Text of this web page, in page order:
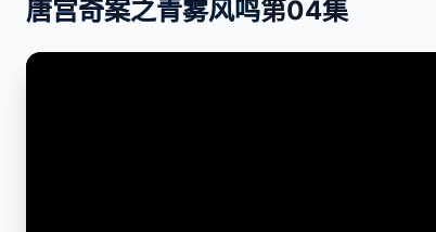
唐宫奇案之青雾风鸣第04集